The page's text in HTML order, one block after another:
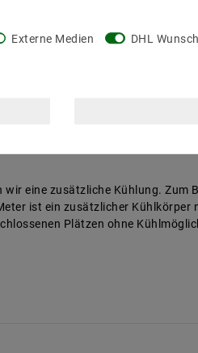
eine zusätzliche Kühlung.
ist ein zusätzlicher
Plätzen ohne
Externe Medien DHL